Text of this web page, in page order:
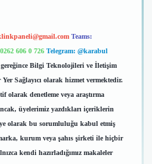
Teams:
606 0 726 Telegram: @karabul
Bilgi Teknolojileri ve İletişim
Sağlayıcı olarak hizmet vermektedir.
olarak denetleme veya araştırma
üyelerimiz yazdıkları içeriklerin
olarak bu sorumluluğu kabul etmiş
kurum veya şahıs şirketi ile hiçbir
kendi hazırladığımız makaleler